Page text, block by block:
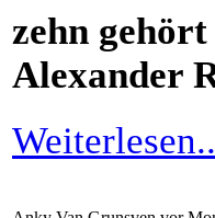
zehn
Alexander